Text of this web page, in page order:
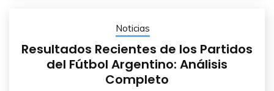
Noticias
Resultados Recientes de los Partidos
del Fútbol Argentino: Análisis
Completo